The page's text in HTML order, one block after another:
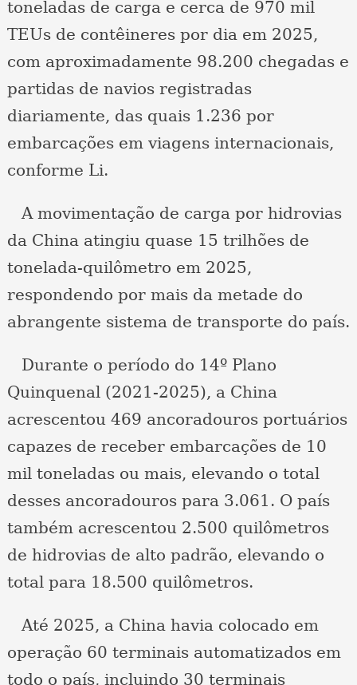
toneladas de carga e cerca de 970 mil
TEUs de contêineres por dia em 2025,
com aproximadamente 98.200 chegadas e
partidas de navios registradas
diariamente, das quais 1.236 por
embarcações em viagens internacionais,
conforme Li.
A movimentação de carga por hidrovias
da China atingiu quase 15 trilhões de
tonelada-quilômetro em 2025,
respondendo por mais da metade do
abrangente sistema de transporte do país.
Durante o período do 14º Plano
Quinquenal (2021-2025), a China
acrescentou 469 ancoradouros portuários
capazes de receber embarcações de 10
mil toneladas ou mais, elevando o total
desses ancoradouros para 3.061. O país
também acrescentou 2.500 quilômetros
de hidrovias de alto padrão, elevando o
total para 18.500 quilômetros.
Até 2025, a China havia colocado em
operação 60 terminais automatizados em
todo o país, incluindo 30 terminais